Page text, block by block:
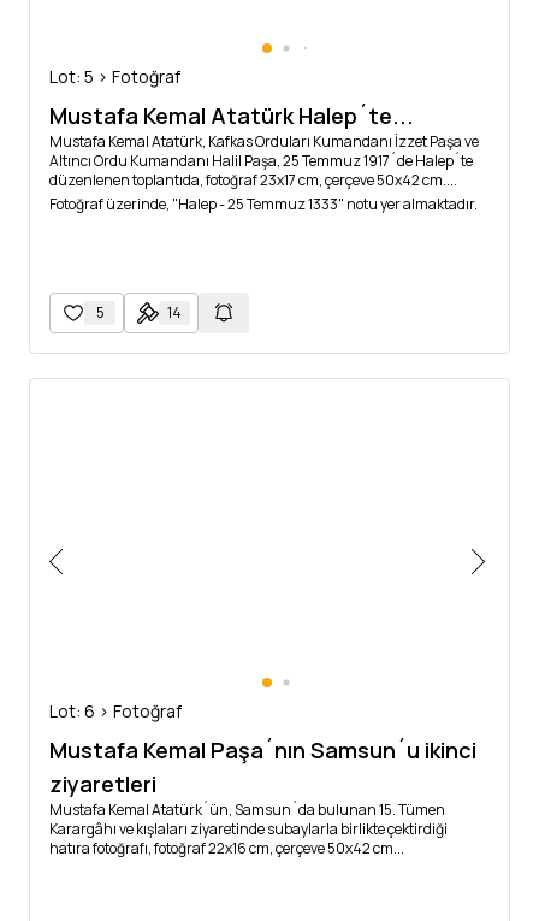
Lot: 5 > Fotoğraf
Mustafa Kemal Atatürk Halep´te...
Mustafa Kemal Atatürk, Kafkas Orduları Kumandanı İzzet Paşa ve
Altıncı Ordu Kumandanı Halil Paşa, 25 Temmuz 1917´de Halep´te
düzenlenen toplantıda, fotoğraf 23x17 cm, çerçeve 50x42 cm....
Fotoğraf üzerinde, "Halep - 25 Temmuz 1333" notu yer almaktadır.
5 14
Lot: 6 > Fotoğraf
Mustafa Kemal Paşa´nın Samsun´u ikinci
ziyaretleri
Mustafa Kemal Atatürk´ün, Samsun´da bulunan 15. Tümen
Karargâhı ve kışlaları ziyaretinde subaylarla birlikte çektirdiği
hatıra fotoğrafı, fotoğraf 22x16 cm, çerçeve 50x42 cm...